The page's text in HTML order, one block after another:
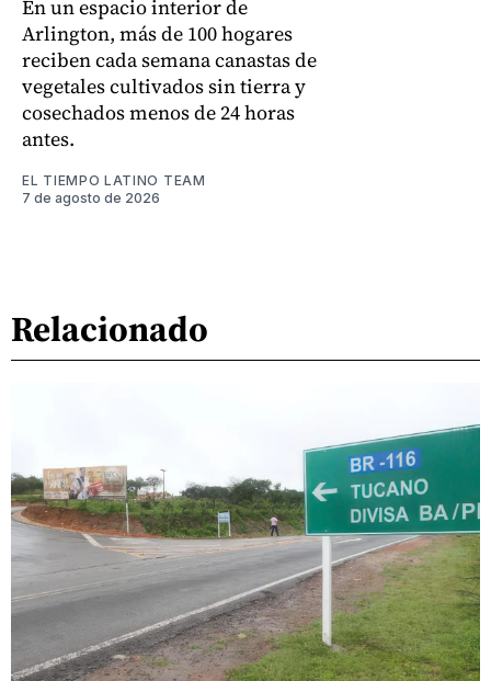
En un espacio interior de
Arlington, más de 100 hogares
reciben cada semana canastas de
vegetales cultivados sin tierra y
cosechados menos de 24 horas
antes.
EL TIEMPO LATINO TEAM
7 de agosto de 2026
Relacionado